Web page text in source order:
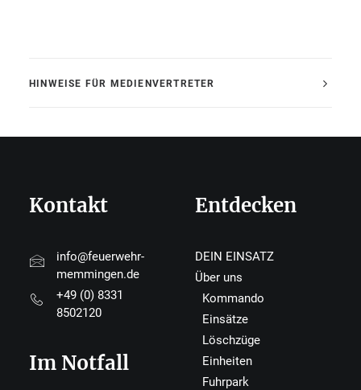
HINWEISE FÜR MEDIENVERTRETER
Kontakt
info@feuerwehr-
memmingen.de
+49 (0) 8331
8502120
Im Notfall
Entdecken
DEIN EINSATZ
Über uns
Kommando
Einsätze
Löschzüge
Einheiten
Fuhrpark